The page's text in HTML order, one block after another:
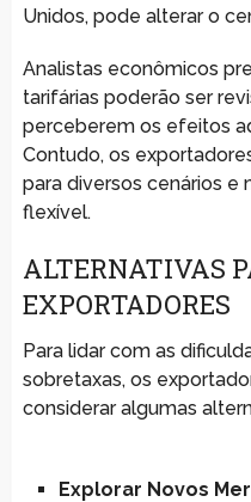
Unidos, pode alterar o
Analistas econômicos
tarifárias poderão ser
perceberem os efeitos
Contudo, os
para diversos cenários e
flexível.
ALTERNATIVAS
EXPORTADORES
Para lidar com as
sobretaxas, os
considerar algumas
Explorar Novos